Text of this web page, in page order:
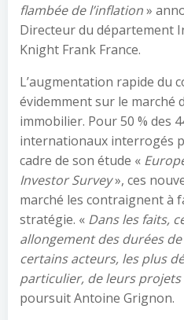
flambée de l’inflation»
Directeur du département
Knight Frank France.
L’augmentation rapide du
évidemment sur le marché
immobilier. Pour 50 % des
internationaux interrogés
cadre de son étude «
Investor Survey», ces
marché les contraignent à
stratégie. « Dans les faits,
allongement des durées
certains acteurs, les plus
particulier, de leurs projets
poursuit Antoine Grignon.